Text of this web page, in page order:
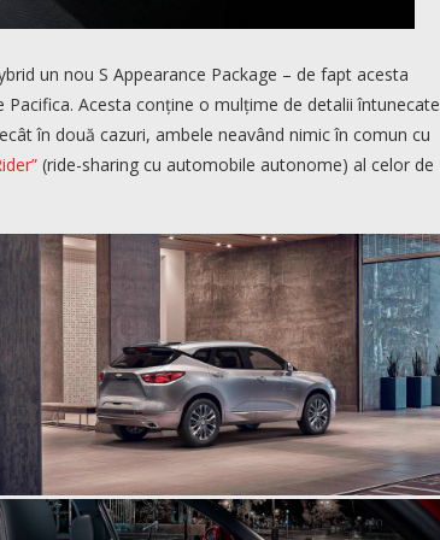
un nou S Appearance Package – de fapt acesta
Acesta conține o mulțime de detalii întunecate
în două cazuri, ambele neavând nimic în comun cu
(ride-sharing cu automobile autonome) al celor de